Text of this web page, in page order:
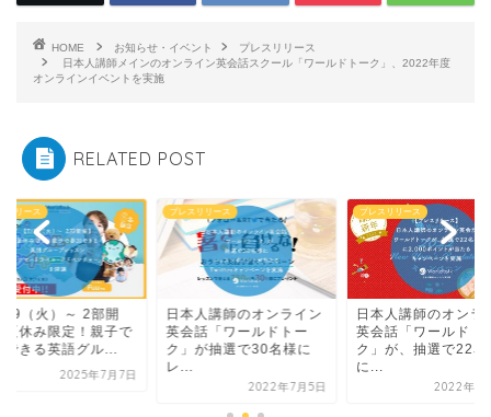
HOME お知らせ・イベント
プレスリリース
日本人講師メインのオンライン英会話スクール「ワールドトーク」、2022年度
オンラインイベントを実施
RELATED POST
リリース
29（火）～ 2部開
夏休み限定！親子で
できる英語グル...
2025年7月7日
プレスリリース
日本人講師のオンライン
英会話「ワールドトー
ク」が抽選で30名様に
レ...
2022年7月5日
プレスリリース
日本人講師のオンラ
英会話「ワールドト
ク」が、抽選で22名
に...
2022年1